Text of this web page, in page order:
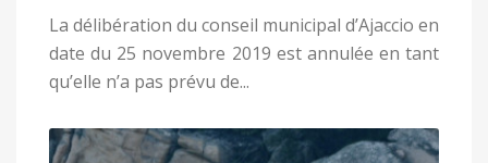
La délibération du conseil municipal d’Ajaccio en
date du 25 novembre 2019 est annulée en tant
qu’elle n’a pas prévu de...